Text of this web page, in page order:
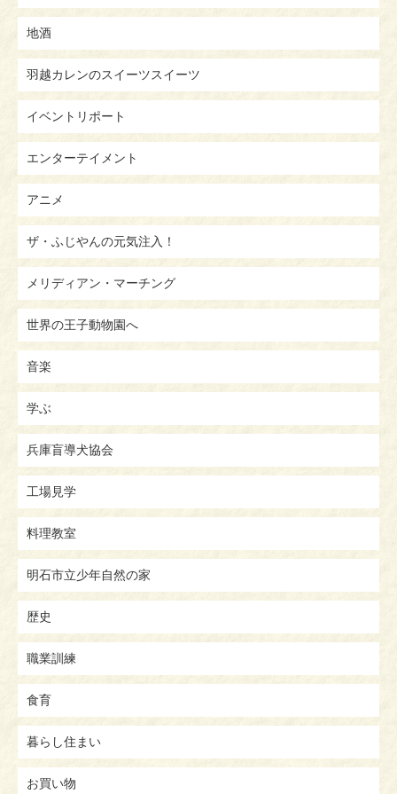
地酒
羽越カレンのスイーツスイーツ
イベントリポート
エンターテイメント
アニメ
ザ・ふじやんの元気注入！
メリディアン・マーチング
世界の王子動物園へ
音楽
学ぶ
兵庫盲導犬協会
工場見学
料理教室
明石市立少年自然の家
歴史
職業訓練
食育
暮らし住まい
お買い物